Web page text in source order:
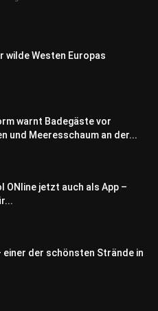
wilde Westen Europas
warnt Badegäste vor
und Meeresschaum an der...
ONline jetzt auch als App –
einer der schönsten Strände in